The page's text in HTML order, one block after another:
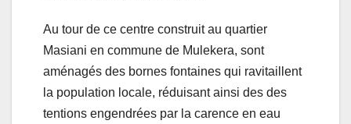
Au tour de ce centre construit au quartier
Masiani en commune de Mulekera, sont
aménagés des bornes fontaines qui ravitaillent
la population locale, réduisant ainsi des des
tentions engendrées par la carence en eau